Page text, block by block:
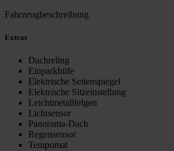
Fahrzeugbeschreibung
Extras
Dachreling
Einparkhilfe
Elektrische Seitenspiegel
Elektrische Sitzeinstellung
Leichtmetallfelgen
Lichtsensor
Panorama-Dach
Regensensor
Tempomat